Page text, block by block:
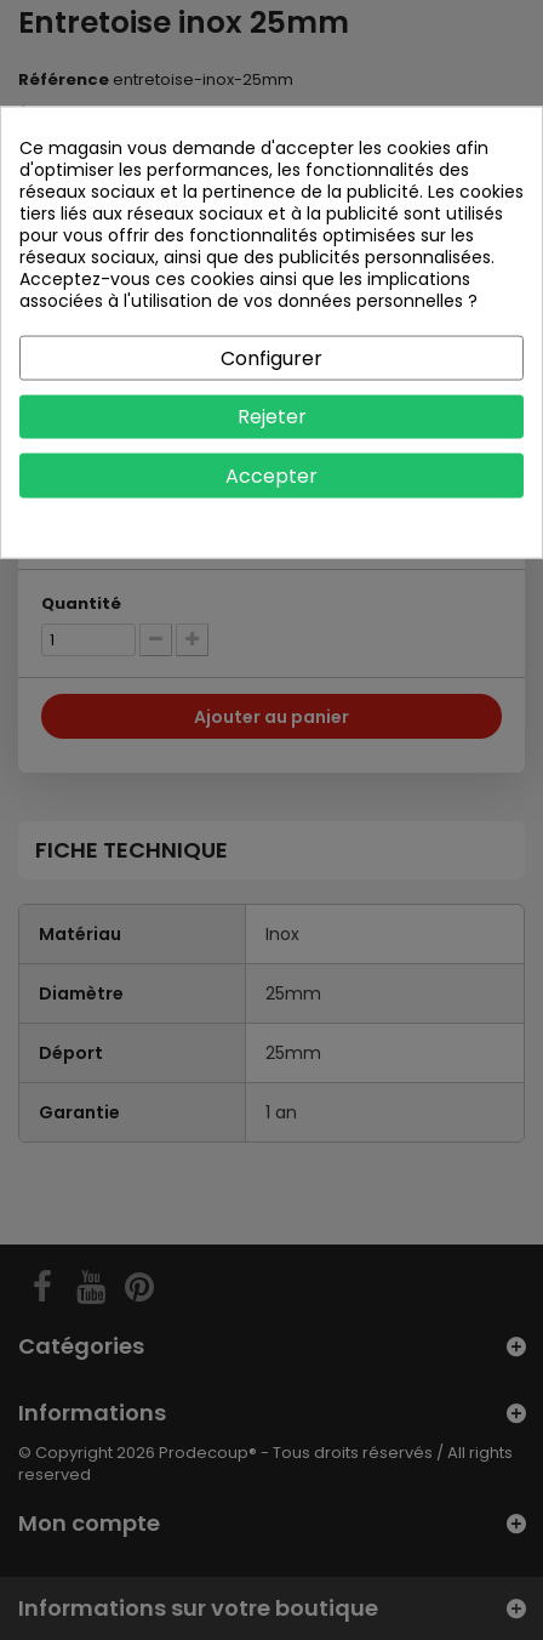
Entretoise inox 25mm
Référence entretoise-inox-25mm
État :Neuf
Ces entretoises eninox brosséassurent une
fixation solide à toutes vos plaques et panneaux
signalétiques. Leur conception compacte et leur
design épuré vous garantissent un encombrement
minimum et une esthétique contemporaine.
En stock
Partager Pinterest
Imprimer
Quantité
Ajouter au panier
FICHE TECHNIQUE
Matériau Inox
Diamètre 25mm
Déport 25mm
Garantie 1 an
Catégories
Informations
© Copyright 2026 Prodecoup® - Tous droits réservés / All rights
reserved
Mon compte
Informations sur votre boutique
Ce magasin vous demande d'accepter les cookies afin
d'optimiser les performances, les fonctionnalités des
réseaux sociaux et la pertinence de la publicité. Les cookies
tiers liés aux réseaux sociaux et à la publicité sont utilisés
pour vous offrir des fonctionnalités optimisées sur les
réseaux sociaux, ainsi que des publicités personnalisées.
Acceptez-vous ces cookies ainsi que les implications
associées à l'utilisation de vos données personnelles ?
Configurer
Rejeter
Accepter